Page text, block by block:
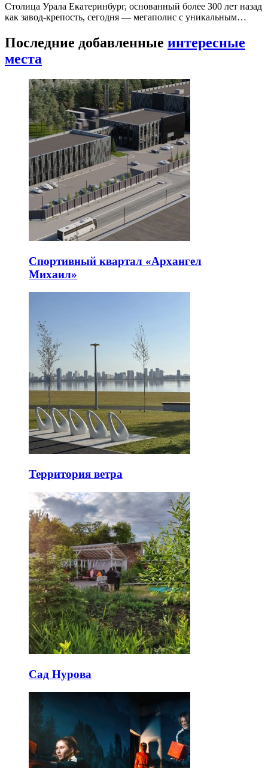
Столица Урала Екатеринбург, основанный более 300 лет назад
как завод-крепость, сегодня — мегаполис с уникальным…
Последние добавленные интересные
места
Спортивный квартал «Архангел
Михаил»
Территория ветра
Сад Нурова